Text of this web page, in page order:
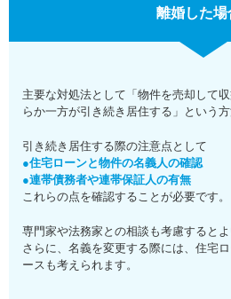
離婚した場
主要な対処法として「物件を売却して
らか一方が引き続き居住する」という方
引き続き居住する際の注意点として
●住宅ローンと物件の名義人の確認
●連帯債務者や連帯保証人の有無
これらの点を確認することが必要です。
専門家や法務家との相談も考慮するとよ
さらに、名義を変更する際には、住宅
ースも考えられます。